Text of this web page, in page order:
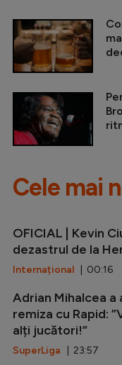
Cele mai
OFICIAL | Kevin
dezastrul de la
Internațional | 00:16
Adrian Mihalcea
remiza cu Rapid:
alți jucători!”
SuperLiga | 23:57